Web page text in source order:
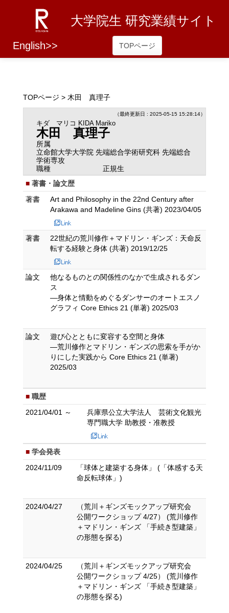
大学院生 研究業績サイト
English>> TOPページ
TOPページ > 木田 真理子
（最終更新日 : 2025-05-15 15:28:14）
キダ マリコ KIDA Mariko
木田 真理子
所属
立命館大学大学院 先端総合学術研究科 先端総合
学術専攻
職種
正規生
著書・論文歴
著書
Art and Philosophy in the 22nd Century after
Arakawa and Madeline Gins (共著) 2023/04/05
著書
22世紀の荒川修作＋マドリン・ギンズ：天命反
転する経験と身体 (共著) 2019/12/25
論文
他なるものとの関係性のなかで生成されるダン
ス
―身体と情動をめぐるダンサーのオートエスノ
グラフィ Core Ethics 21 (単著) 2025/03
論文
遊び心とともに変容する空間と身体
―荒川修作とマドリン・ギンズの思索を手がか
りにした実践から Core Ethics 21 (単著)
2025/03
職歴
2021/04/01 ～
兵庫県公立大学法人 芸術文化観光
専門職大学 助教授・准教授
学会発表
2024/11/09
「球体と建築する身体」 (「体感する天
命反転球体」)
2024/04/27
（荒川＋ギンズモックアップ研究会
公開ワークショップ 4/27） (荒川修作
＋マドリン・ギンズ 「手続き型建築」
の形態を探る)
2024/04/25
（荒川＋ギンズモックアップ研究会
公開ワークショップ 4/25） (荒川修作
＋マドリン・ギンズ 「手続き型建築」
の形態を探る)